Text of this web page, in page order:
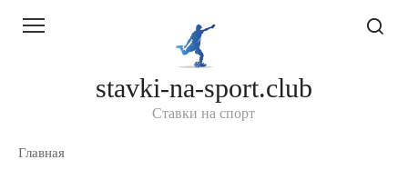
stavki-na-sport.club
Ставки на спорт
Главная